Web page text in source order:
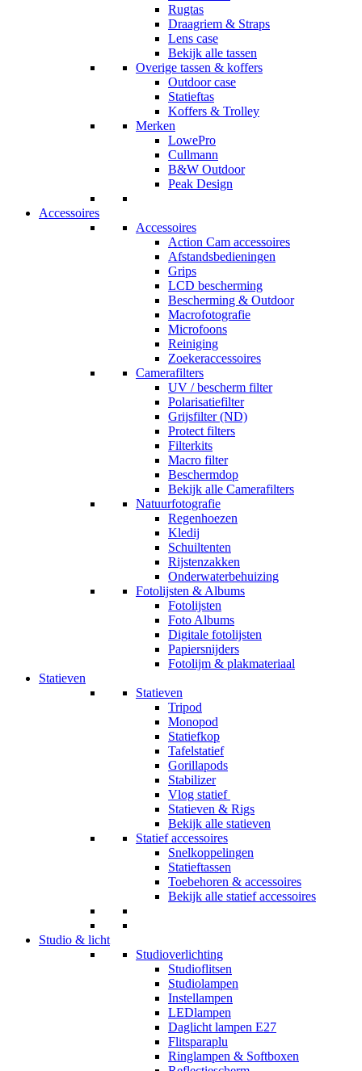
Rugtas
Draagriem & Straps
Lens case
Bekijk alle tassen
Overige tassen & koffers
Outdoor case
Statieftas
Koffers & Trolley
Merken
LowePro
Cullmann
B&W Outdoor
Peak Design
Accessoires
Accessoires
Action Cam accessoires
Afstandsbedieningen
Grips
LCD bescherming
Bescherming & Outdoor
Macrofotografie
Microfoons
Reiniging
Zoekeraccessoires
Camerafilters
UV / bescherm filter
Polarisatiefilter
Grijsfilter (ND)
Protect filters
Filterkits
Macro filter
Beschermdop
Bekijk alle Camerafilters
Natuurfotografie
Regenhoezen
Kledij
Schuiltenten
Rijstenzakken
Onderwaterbehuizing
Fotolijsten & Albums
Fotolijsten
Foto Albums
Digitale fotolijsten
Papiersnijders
Fotolijm & plakmateriaal
Statieven
Statieven
Tripod
Monopod
Statiefkop
Tafelstatief
Gorillapods
Stabilizer
Vlog statief
Statieven & Rigs
Bekijk alle statieven
Statief accessoires
Snelkoppelingen
Statieftassen
Toebehoren & accessoires
Bekijk alle statief accessoires
Studio & licht
Studioverlichting
Studioflitsen
Studiolampen
Instellampen
LEDlampen
Daglicht lampen E27
Flitsparaplu
Ringlampen & Softboxen